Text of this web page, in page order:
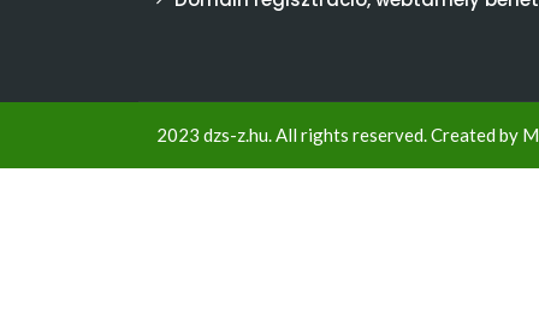
2023 dzs-z.hu. All rights reserved. Created by